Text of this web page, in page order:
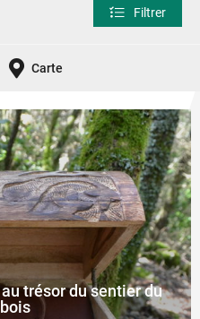
Filtrer
Carte
trésor du sentier du